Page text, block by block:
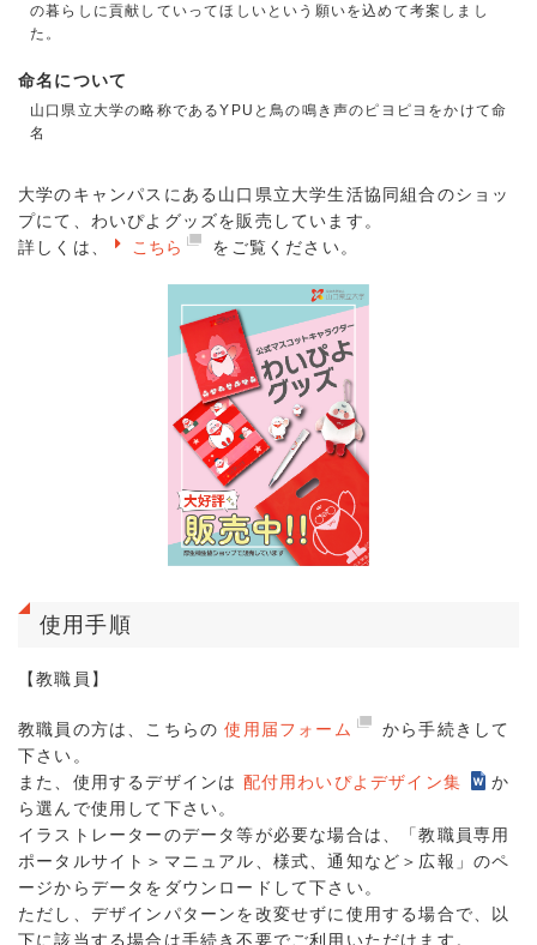
の暮らしに貢献していってほしいという願いを込めて考案しまし
た。
命名について
山口県立大学の略称であるYPUと鳥の鳴き声のピヨピヨをかけて命
名
大学のキャンパスにある山口県立大学生活協同組合のショッ
プにて、わいぴよグッズを販売しています。
詳しくは、
こちら をご覧ください。
使用手順
【教職員】
教職員の方は、こちらの使用届フォーム
から手続きして
下さい。
また、使用するデザインは 配付用わいぴよデザイン集
か
ら選んで使用して下さい。
イラストレーターのデータ等が必要な場合は、「教職員専用
ポータルサイト＞マニュアル、様式、通知など＞広報」のペ
ージからデータをダウンロードして下さい。
ただし、デザインパターンを改変せずに使用する場合で、以
下に該当する場合は手続き不要でご利用いただけます。